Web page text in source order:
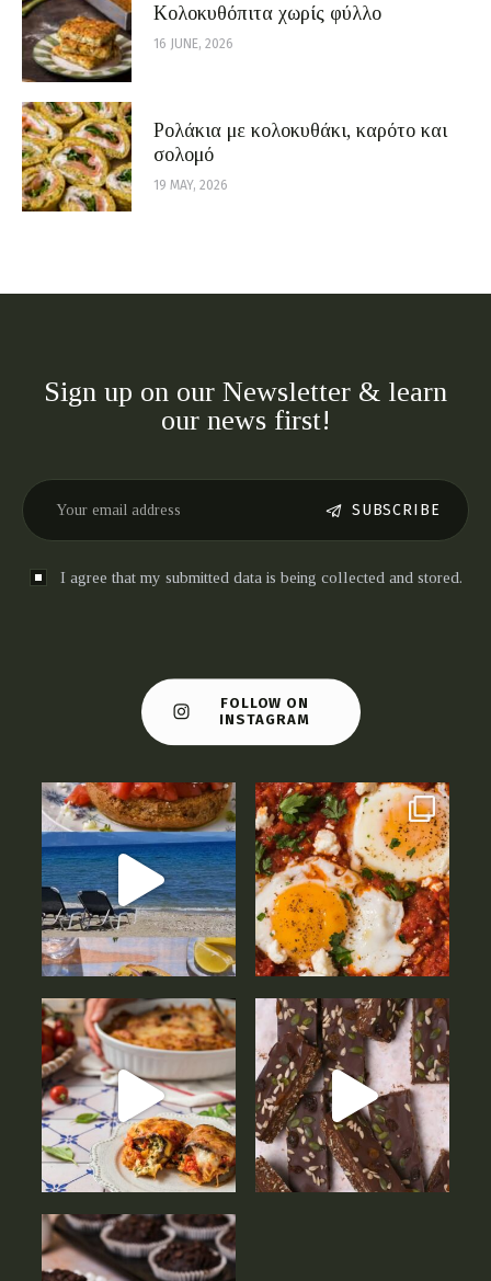
Κολοκυθόπιτα χωρίς φύλλο
16 JUNE, 2026
Ρολάκια με κολοκυθάκι, καρότο και
σολομό
19 MAY, 2026
Sign up on our Newsletter & learn
our news first!
SUBSCRIBE
I agree that my submitted data is being collected and stored.
FOLLOW ON
INSTAGRAM